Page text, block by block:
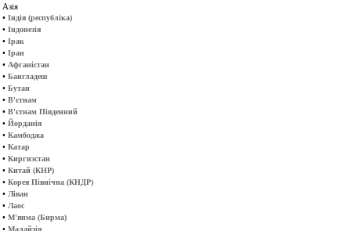
Азія
• Індія (республіка)
• Індонезія
• Ірак
• Іран
• Афганістан
• Бангладеш
• Бутан
• В'єтнам
• В'єтнам Південний
• Йорданія
• Камбоджа
• Катар
• Киргизстан
• Китай (КНР)
• Корея Північна (КНДР)
• Ліван
• Лаос
• М'янма (Бирма)
• Малайзія